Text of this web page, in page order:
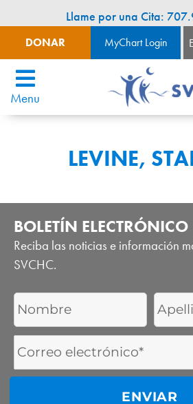
Llame por una Cita:
DONAR MyChart Login
Menu
LEVINE,
BOLETÍN ELECTRÓNICO
Reciba las noticias e información
SVCHC.
First
Name
Last
Name
Email
Address